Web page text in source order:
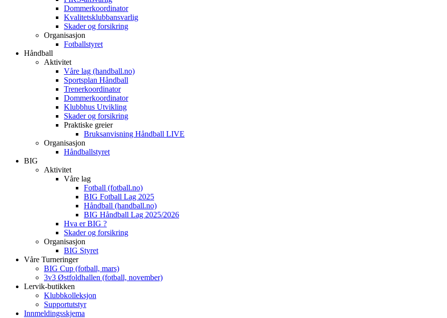
Dommerkoordinator
Kvalitetsklubbansvarlig
Skader og forsikring
Organisasjon
Fotballstyret
Håndball
Aktivitet
Våre lag (handball.no)
Sportsplan Håndball
Trenerkoordinator
Dommerkoordinator
Klubbhus Utvikling
Skader og forsikring
Praktiske greier
Bruksanvisning Håndball LIVE
Organisasjon
Håndballstyret
BIG
Aktivitet
Våre lag
Fotball (fotball.no)
BIG Fotball Lag 2025
Håndball (handball.no)
BIG Håndball Lag 2025/2026
Hva er BIG ?
Skader og forsikring
Organisasjon
BIG Styret
Våre Turneringer
BIG Cup (fotball, mars)
3v3 Østfoldhallen (fotball, november)
Lervik-butikken
Klubbkolleksjon
Supportutstyr
Innmeldingsskjema